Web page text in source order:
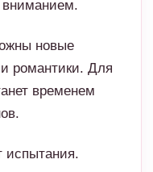
но при
преодолеть.
могут